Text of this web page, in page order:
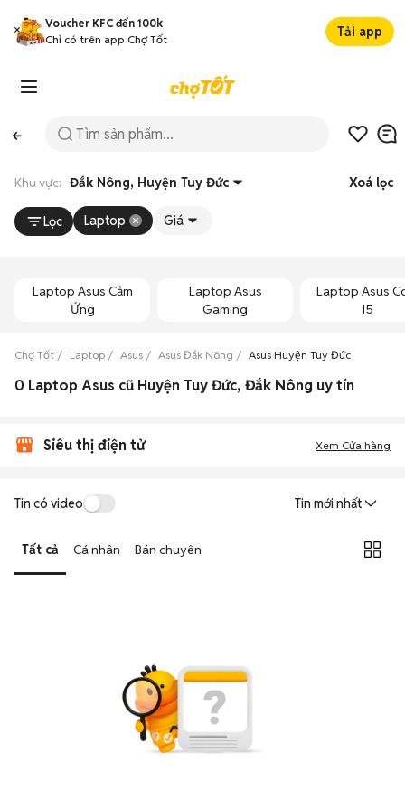
Voucher KFC đến 100k
Chỉ có trên app Chợ Tốt
Tải app
Khu vực: Đắk Nông, Huyện Tuy Đức Xoá lọc
Lọc Laptop Giá
Laptop Asus Cảm
Ứng
Laptop Asus
Gaming
Laptop Asus
I5
Chợ Tốt Laptop Asus Asus Đắk Nông Asus Huyện Tuy Đức
0 Laptop Asus cũ Huyện Tuy Đức, Đắk Nông uy tín
Siêu thị điện tử Xem Cửa hàng
Tin có video Tin mới nhất
Tất cả Cá nhân Bán chuyên